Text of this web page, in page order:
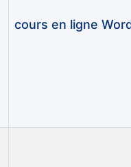
cours en ligne